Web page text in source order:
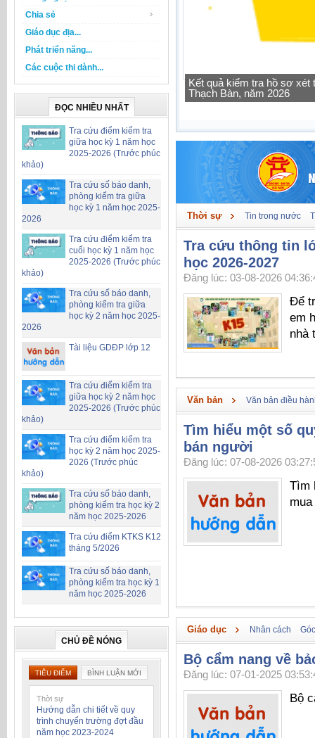
Chia sẻ
Giáo dục địa...
Phát triển năng...
Các cuộc thi dành...
ĐỌC NHIỀU NHẤT
Tra cứu điểm kiểm tra
giữa học kỳ 1 năm học
2025-2026 (Trước phúc
khảo)
Tra cứu số báo danh,
phòng kiểm tra giữa
học kỳ 1 năm học 2025-
2026
Tra cứu điểm kiểm tra
cuối học kỳ 1 năm học
2025-2026 (Trước phúc
khảo)
Tra cứu số báo danh,
phòng kiểm tra giữa
học kỳ 2 năm học 2025-
2026
Tài liệu GDĐP lớp 12
Tra cứu điểm kiểm tra
giữa học kỳ 2 năm học
2025-2026 (Trước phúc
khảo)
Tra cứu điểm kiểm tra
học kỳ 2 năm học 2025-
2026 (Trước phúc
khảo)
Tra cứu số báo danh,
phòng kiểm tra học kỳ 2
năm học 2025-2026
Tra cứu điểm KTKS K12
tháng 5/2026
Tra cứu số báo danh,
phòng kiểm tra học kỳ 1
năm học 2025-2026
CHỦ ĐỀ NÓNG
TIÊU ĐIỂM BÌNH LUẬN MỚI
Thời sự
Hướng dẫn chi tiết về quy
trình chuyển trường đợt đầu
năm học 2023-2024
Tra cứu thông tin lớp học
Thời sự Tin trong nước
Tra cứu thông tin
học 2026-2027
Đăng lúc: 03-08-2026
Để
em
nhà
Văn bản Văn bản điều
Tìm hiểu một số
bán người
Đăng lúc: 07-08-2026
Tìm
Giáo dục Nhân cách
Bộ cẩm nang về
Đăng lúc: 07-01-2025
Bộ